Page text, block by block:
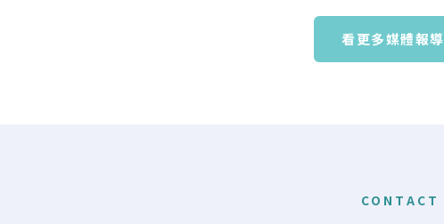
看更多媒體報導
CONTACT